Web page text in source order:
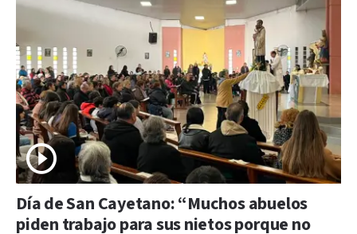
Día de San Cayetano: “Muchos abuelos
piden trabajo para sus nietos porque no